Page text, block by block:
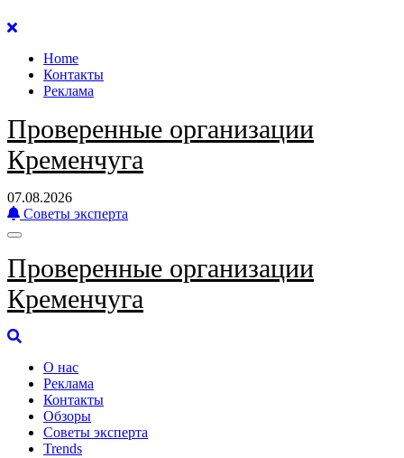
Перейти
содержанию
Home
Контакты
Реклама
Проверенные организации
Кременчуга
07.08.2026
Советы эксперта
Проверенные организации
Кременчуга
О нас
Реклама
Контакты
Обзоры
Советы эксперта
Trends